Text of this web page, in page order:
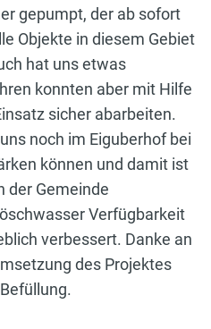
gepumpt, der ab sofort
Objekte in diesem Gebiet
hat uns etwas
konnten aber mit Hilfe
sicher abarbeiten.
noch im Eiguberhof bei
können und damit ist
der Gemeinde
Verfügbarkeit
verbessert. Danke an
des Projektes